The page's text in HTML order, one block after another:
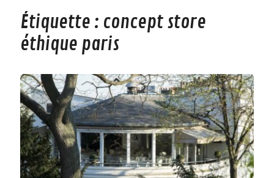
Étiquette : concept store
éthique paris